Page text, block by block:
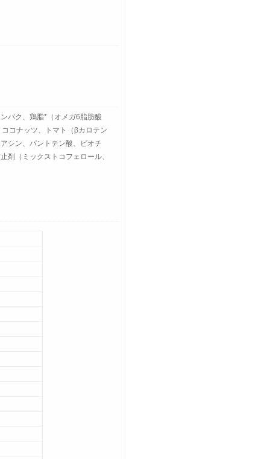
パク、鶏脂*（オメガ6脂肪酸
コナッツ、トマト（βカロテン
シン、パントテン酸、ビオチ
剤（ミックストコフェロール、